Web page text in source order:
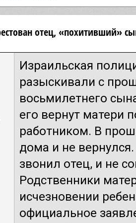
отец, «похитивший»
Израильская
разыскивали с
восьмилетнего
его вернут матери
работником. В
дома и не
звонил отец, и не
Родственники
исчезновении
официальное